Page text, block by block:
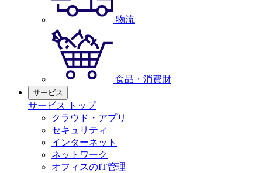
物流
食品・消費財
サービス
サービス トップ
クラウド・アプリ
セキュリティ
インターネット
ネットワーク
オフィスのIT管理